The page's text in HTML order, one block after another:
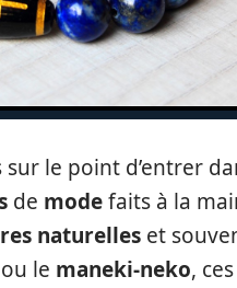
le point d’entrer
de modefaits à la
naturelles et
ou le maneki-neko, ces